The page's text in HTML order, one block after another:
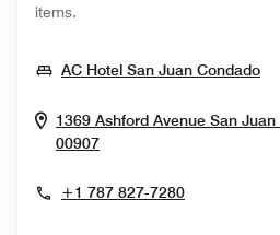
items.
AC Hotel San Juan Condado
1369 Ashford Avenue San Juan
00907Opens In New Window
+1 787 827-7280